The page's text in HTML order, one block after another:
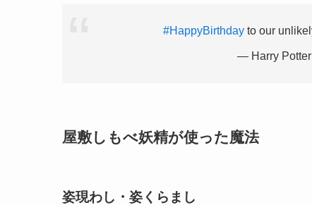
#HappyBirthdayto our
— Harry Potter
屋敷しもべ妖精が使った魔法
姿現わし・姿くらまし